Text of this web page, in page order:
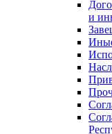
и